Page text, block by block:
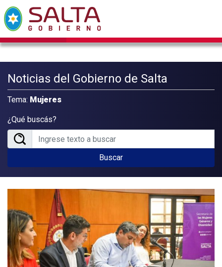
Noticias del Gobierno de Salta
Tema: Mujeres
¿Qué buscás?
Buscar